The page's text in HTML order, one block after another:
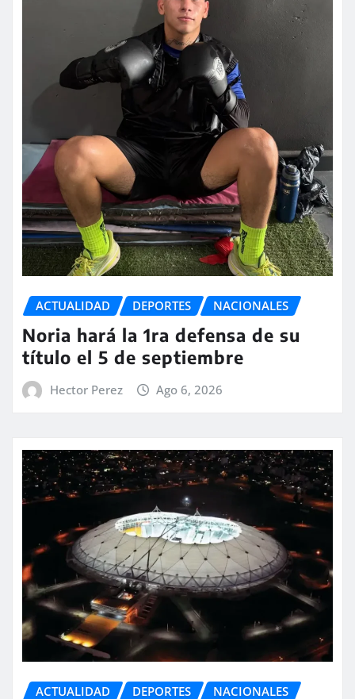
ACTUALIDAD DEPORTES NACIONALES
Noria hará la 1ra defensa de su
título el 5 de septiembre
Hector Perez Ago 6, 2026
ACTUALIDAD DEPORTES NACIONALES